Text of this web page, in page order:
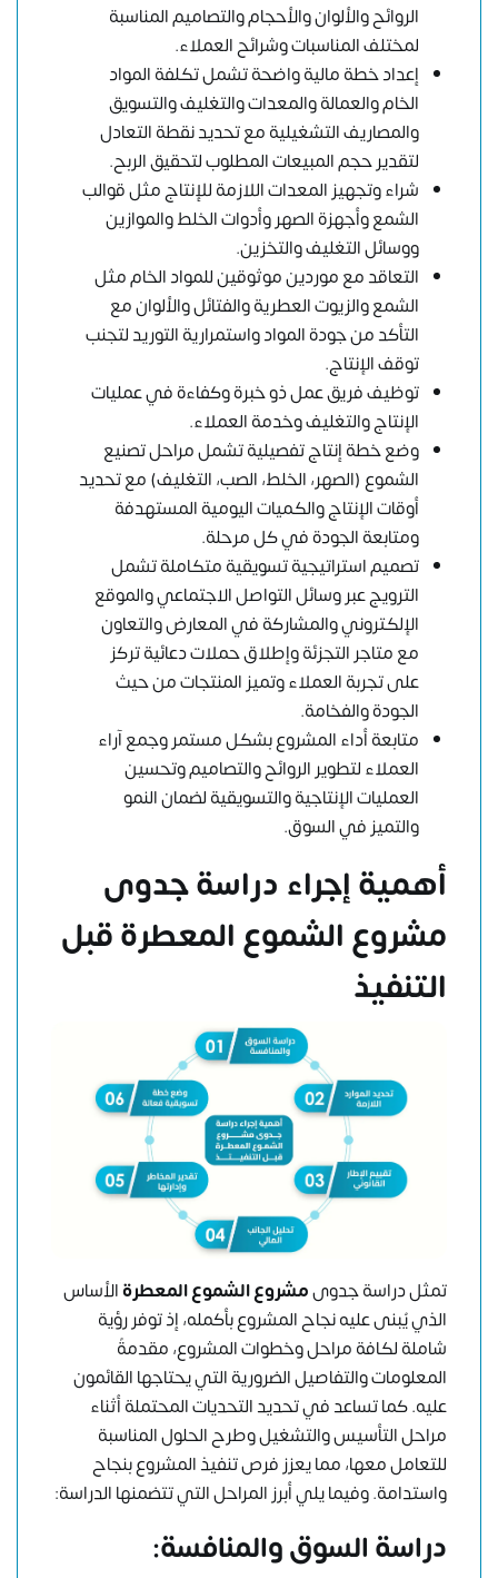
الروائح والألوان والأحجام والتصاميم المناسبة
لمختلف المناسبات وشرائح العملاء.
إعداد خطة مالية واضحة تشمل تكلفة المواد
الخام والعمالة والمعدات والتغليف والتسويق
والمصاريف التشغيلية مع تحديد نقطة التعادل
لتقدير حجم المبيعات المطلوب لتحقيق الربح.
شراء وتجهيز المعدات اللازمة للإنتاج مثل قوالب
الشمع وأجهزة الصهر وأدوات الخلط والموازين
ووسائل التغليف والتخزين.
التعاقد مع موردين موثوقين للمواد الخام مثل
الشمع والزيوت العطرية والفتائل والألوان مع
التأكد من جودة المواد واستمرارية التوريد لتجنب
توقف الإنتاج.
توظيف فريق عمل ذو خبرة وكفاءة في عمليات
الإنتاج والتغليف وخدمة العملاء.
وضع خطة إنتاج تفصيلية تشمل مراحل تصنيع
الشموع (الصهر، الخلط، الصب، التغليف) مع تحديد
أوقات الإنتاج والكميات اليومية المستهدفة
ومتابعة الجودة في كل مرحلة.
تصميم استراتيجية تسويقية متكاملة تشمل
الترويج عبر وسائل التواصل الاجتماعي والموقع
الإلكتروني والمشاركة في المعارض والتعاون
مع متاجر التجزئة وإطلاق حملات دعائية تركز
على تجربة العملاء وتميز المنتجات من حيث
الجودة والفخامة.
متابعة أداء المشروع بشكل مستمر وجمع آراء
العملاء لتطوير الروائح والتصاميم وتحسين
العمليات الإنتاجية والتسويقية لضمان النمو
والتميز في السوق.
أهمية إجراء دراسة جدوى
مشروع الشموع المعطرة قبل
التنفيذ
تمثل دراسة جدوىمشروع الشموع المعطرةالأساس
الذي يُبنى عليه نجاح المشروع بأكمله، إذ توفر رؤية
شاملة لكافة مراحل وخطوات المشروع، مقدمةً
المعلومات والتفاصيل الضرورية التي يحتاجها القائمون
عليه. كما تساعد في تحديد التحديات المحتملة أثناء
مراحل التأسيس والتشغيل وطرح الحلول المناسبة
للتعامل معها، مما يعزز فرص تنفيذ المشروع بنجاح
واستدامة. وفيما يلي أبرز المراحل التي تتضمنها الدراسة:
دراسة السوق والمنافسة: